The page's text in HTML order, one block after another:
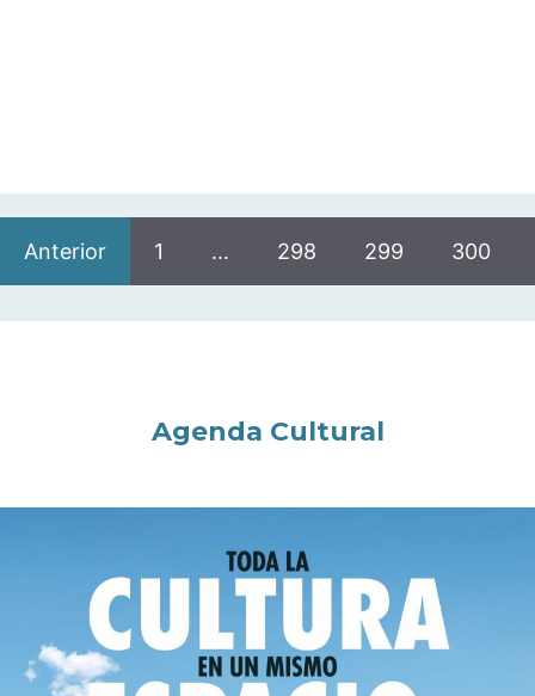
Anterior 1 … 298 299 300
Agenda Cultural